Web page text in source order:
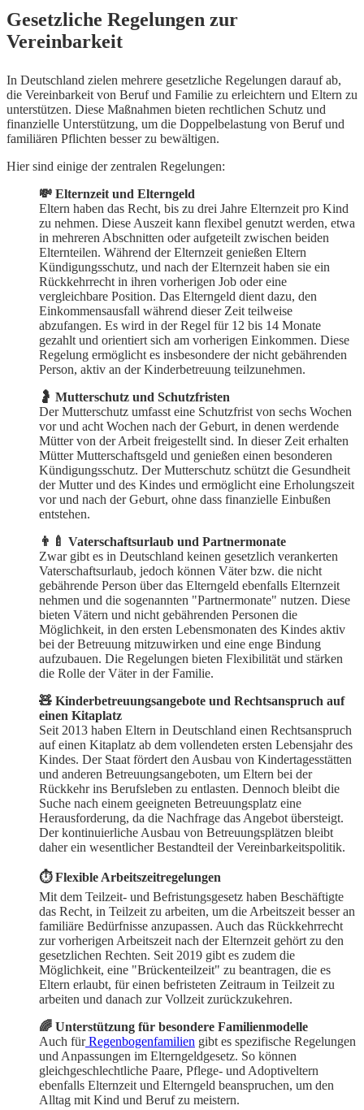
Gesetzliche Regelungen zur
Vereinbarkeit
In Deutschland zielen mehrere gesetzliche Regelungen darauf ab,
die Vereinbarkeit von Beruf und Familie zu erleichtern und Eltern zu
unterstützen. Diese Maßnahmen bieten rechtlichen Schutz und
finanzielle Unterstützung, um die Doppelbelastung von Beruf und
familiären Pflichten besser zu bewältigen.
Hier sind einige der zentralen Regelungen:
💸 Elternzeit und Elterngeld
Eltern haben das Recht, bis zu drei Jahre Elternzeit pro Kind
zu nehmen. Diese Auszeit kann flexibel genutzt werden, etwa
in mehreren Abschnitten oder aufgeteilt zwischen beiden
Elternteilen. Während der Elternzeit genießen Eltern
Kündigungsschutz, und nach der Elternzeit haben sie ein
Rückkehrrecht in ihren vorherigen Job oder eine
vergleichbare Position. Das Elterngeld dient dazu, den
Einkommensausfall während dieser Zeit teilweise
abzufangen. Es wird in der Regel für 12 bis 14 Monate
gezahlt und orientiert sich am vorherigen Einkommen. Diese
Regelung ermöglicht es insbesondere der nicht gebährenden
Person, aktiv an der Kinderbetreuung teilzunehmen.
🤰 Mutterschutz und Schutzfristen
Der Mutterschutz umfasst eine Schutzfrist von sechs Wochen
vor und acht Wochen nach der Geburt, in denen werdende
Mütter von der Arbeit freigestellt sind. In dieser Zeit erhalten
Mütter Mutterschaftsgeld und genießen einen besonderen
Kündigungsschutz. Der Mutterschutz schützt die Gesundheit
der Mutter und des Kindes und ermöglicht eine Erholungszeit
vor und nach der Geburt, ohne dass finanzielle Einbußen
entstehen.
👨‍🍼 Vaterschaftsurlaub und Partnermonate
Zwar gibt es in Deutschland keinen gesetzlich verankerten
Vaterschaftsurlaub, jedoch können Väter bzw. die nicht
gebährende Person über das Elterngeld ebenfalls Elternzeit
nehmen und die sogenannten "Partnermonate" nutzen. Diese
bieten Vätern und nicht gebährenden Personen die
Möglichkeit, in den ersten Lebensmonaten des Kindes aktiv
bei der Betreuung mitzuwirken und eine enge Bindung
aufzubauen. Die Regelungen bieten Flexibilität und stärken
die Rolle der Väter in der Familie.
🧸 Kinderbetreuungsangebote und Rechtsanspruch auf
einen Kitaplatz
Seit 2013 haben Eltern in Deutschland einen Rechtsanspruch
auf einen Kitaplatz ab dem vollendeten ersten Lebensjahr des
Kindes. Der Staat fördert den Ausbau von Kindertagesstätten
und anderen Betreuungsangeboten, um Eltern bei der
Rückkehr ins Berufsleben zu entlasten. Dennoch bleibt die
Suche nach einem geeigneten Betreuungsplatz eine
Herausforderung, da die Nachfrage das Angebot übersteigt.
Der kontinuierliche Ausbau von Betreuungsplätzen bleibt
daher ein wesentlicher Bestandteil der Vereinbarkeitspolitik.
⏱️ Flexible Arbeitszeitregelungen
Mit dem Teilzeit- und Befristungsgesetz haben Beschäftigte
das Recht, in Teilzeit zu arbeiten, um die Arbeitszeit besser an
familiäre Bedürfnisse anzupassen. Auch das Rückkehrrecht
zur vorherigen Arbeitszeit nach der Elternzeit gehört zu den
gesetzlichen Rechten. Seit 2019 gibt es zudem die
Möglichkeit, eine "Brückenteilzeit" zu beantragen, die es
Eltern erlaubt, für einen befristeten Zeitraum in Teilzeit zu
arbeiten und danach zur Vollzeit zurückzukehren.
🌈 Unterstützung für besondere Familienmodelle
Auch fürRegenbogenfamilien gibt es spezifische Regelungen
und Anpassungen im Elterngeldgesetz. So können
gleichgeschlechtliche Paare, Pflege- und Adoptiveltern
ebenfalls Elternzeit und Elterngeld beanspruchen, um den
Alltag mit Kind und Beruf zu meistern.